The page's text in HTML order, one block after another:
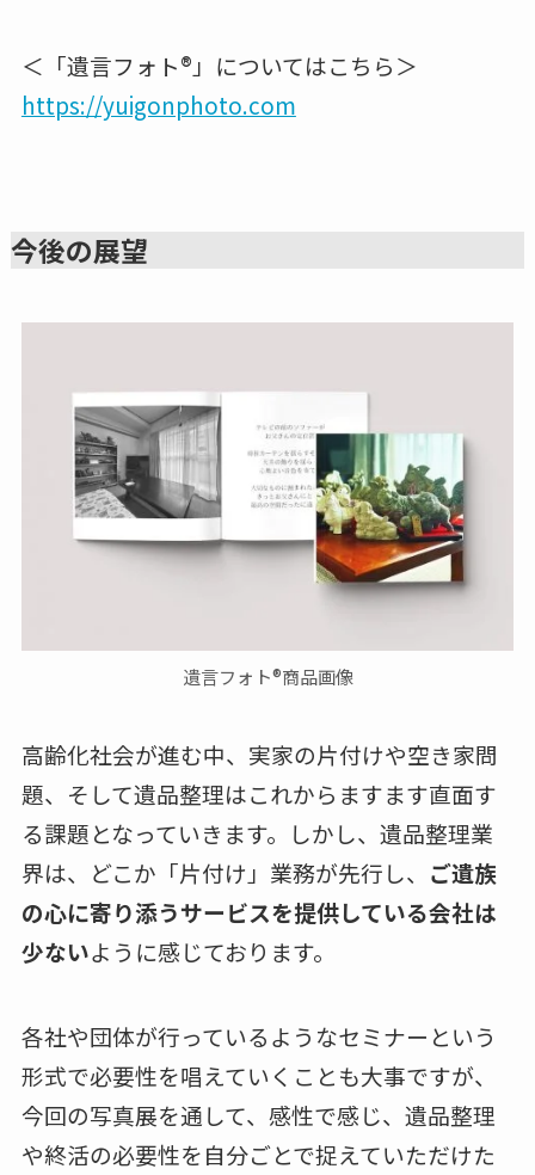
＜「遺言フォト®️」についてはこちら＞
https://yuigonphoto.com
今後の展望
遺言フォト®️商品画像
高齢化社会が進む中、実家の片付けや空き家問
題、そして遺品整理はこれからますます直面す
る課題となっていきます。しかし、遺品整理業
界は、どこか「片付け」業務が先行し、 ご遺族
の心に寄り添うサービスを提供している会社は
少ないように感じております。
各社や団体が行っているようなセミナーという
形式で必要性を唱えていくことも大事ですが、
今回の写真展を通して、感性で感じ、遺品整理
や終活の必要性を自分ごとで捉えていただけた